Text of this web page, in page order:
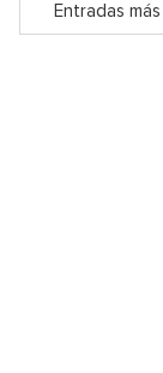
Entradas